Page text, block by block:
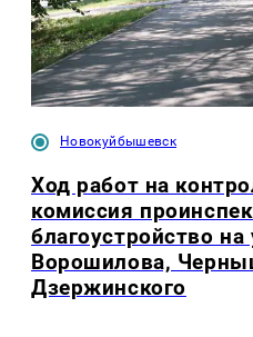
Новокуйбышевск
Ход работ на
комиссия
благоустройство на
Ворошилова,
Дзержинского